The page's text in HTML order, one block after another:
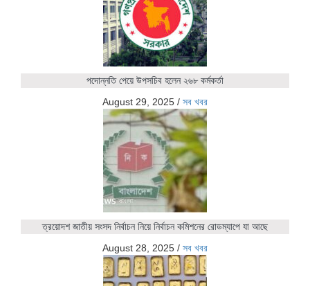
পদোন্নতি পেয়ে উপসচিব হলেন ২৬৮ কর্মকর্তা
August 29, 2025 / সব খবর
ত্রয়োদশ জাতীয় সংসদ নির্বাচন নিয়ে নির্বাচন কমিশনের রোডম্যাপে যা আছে
August 28, 2025 / সব খবর